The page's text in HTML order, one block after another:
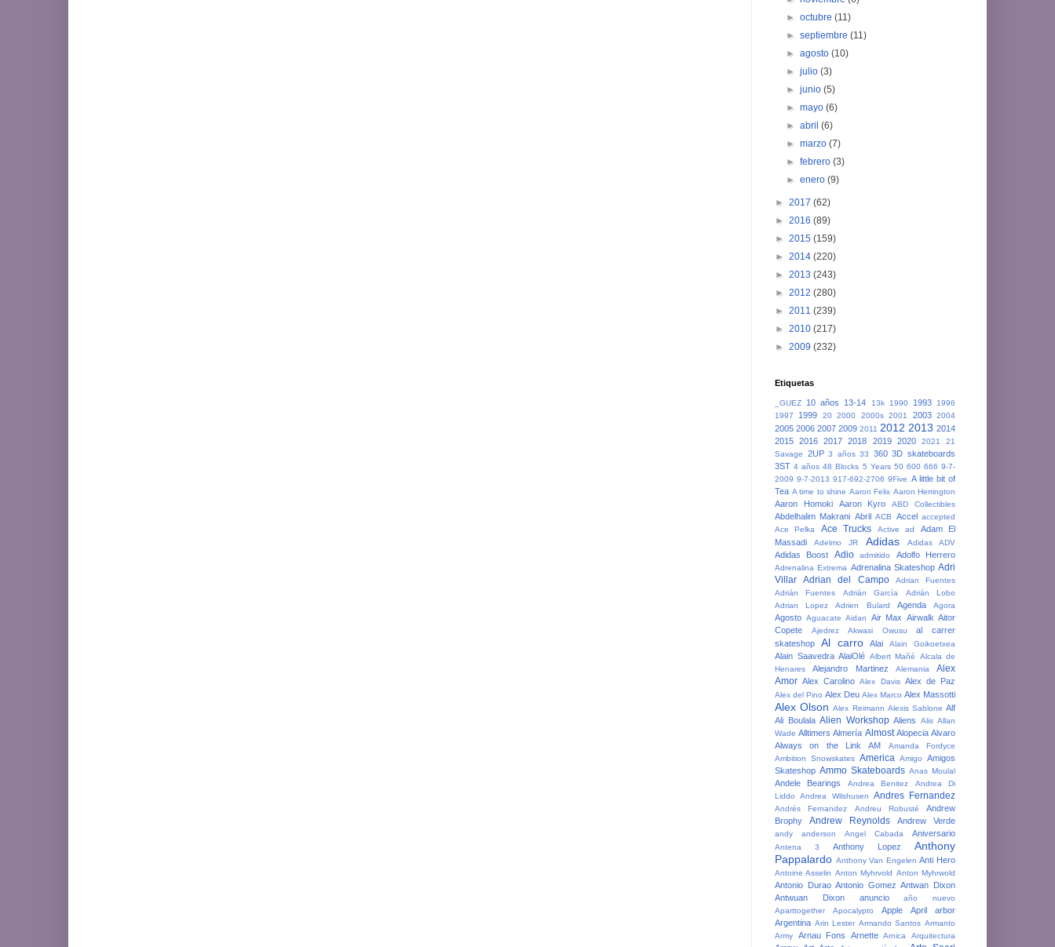
►octubre(11)
►septiembre(11)
►agosto(10)
►julio(3)
►junio(5)
►mayo(6)
►abril(6)
►marzo(7)
►febrero(3)
►enero(9)
► 2017 (62)
► 2016 (89)
► 2015 (159)
► 2014 (220)
► 2013 (243)
► 2012 (280)
► 2011 (239)
► 2010 (217)
► 2009 (232)
Etiquetas
_GUEZ 10 años 13-14 13k 1990 1993
1996
1997
1999 20 2000 2000s 2001 2003 2004
2005 2006 2007 2009 2011 2012 2013 2014
2015 2016 2017 2018 2019 2020 2021
21
Savage
2UP 3 años 33 360 3D skateboards
3ST 4 años 48 Blocks 5 Years 50 600 666 9-7-
2009 9-7-2013 917-692-2706 9Five A little bit of
Tea A time to shine Aaron Felix Aaron Herrington
Aaron Homoki Aaron Kyro ABD Collectibles
Abdelhalim Makrani Abril ACB Accel accepted
Ace Pelka
Ace Trucks Active ad
Adam El
Massadi
Adelmo JR Adidas Adidas ADV
Adidas Boost Adio admitido Adolfo Herrero
Adrenalina Extrema Adrenalina Skateshop Adri
Villar Adrian del Campo
Adrian Fuentes
Adrián Fuentes
Adrián García
Adrián Lobo
Adrian Lopez
Adrien Bulard Agenda Agora
Agosto Aguacate Aidan Air Max Airwalk Aitor
Copete
Ajedrez Akwasi Owusu
al carrer
skateshop
Al carro Alai Alain Goikoetxea
Alain Saavedra AlaiOlé Albert Mañé
Alcala de
Henares
Alejandro Martinez Alemania
Alex
Amor Alex Carolino Alex Davis Alex de Paz
Alex del Pino Alex Deu Alex Marco Alex Massotti
Alex Olson Alex Reimann Alexis Sablone Alf
Ali Boulala Alien Workshop Aliens Alis Allan
Wade Alltimers Almería Almost Alopecia Alvaro
Always on the Link
AM
Amanda Fordyce
Ambition Snowskates America Amigo
Amigos
Skateshop Ammo Skateboards Anas Moulal
Andele Bearings Andrea Benitez
Andrea Di
Liddo
Andrea Wilshusen Andres Fernandez
Andrés Fernandez Andreu Robusté
Andrew
Brophy
Andrew Reynolds Andrew Verde
andy anderson Angel Cabada Aniversario
Antena 3 Anthony Lopez
Anthony
Pappalardo Anthony Van Engelen Anti Hero
Antoine Asselin Anton Myhrvold Anton Myhrwold
Antonio Durao Antonio Gomez Antwan Dixon
Antwuan Dixon
anuncio
año nuevo
Aparttogether
Apocalypto Apple April
arbor
Argentina Arin Lester Armando Santos Armanto
Army
Arnau Fons Arnette Arnica Arquitectura